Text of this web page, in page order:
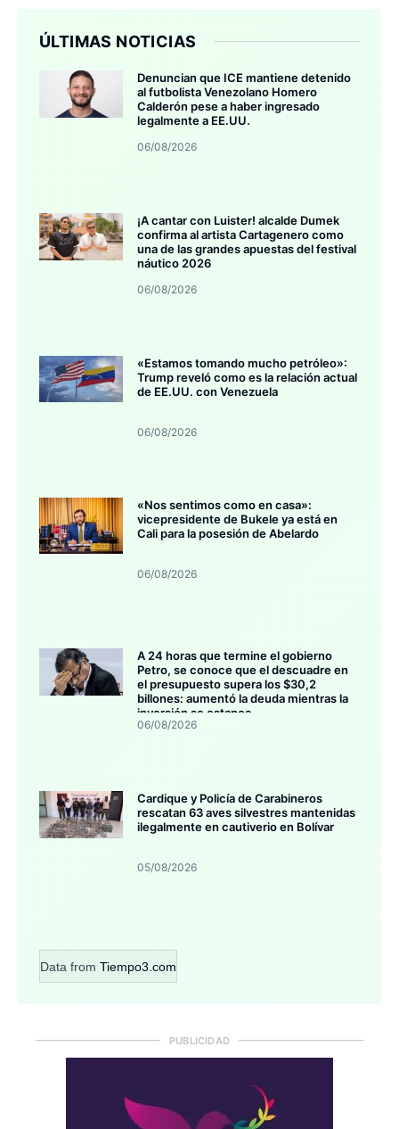
ÚLTIMAS NOTICIAS
Denuncian que ICE mantiene detenido
al futbolista Venezolano Homero
Calderón pese a haber ingresado
legalmente a EE.UU.
06/08/2026
¡A cantar con Luister! alcalde Dumek
confirma al artista Cartagenero como
una de las grandes apuestas del festival
náutico 2026
06/08/2026
«Estamos tomando mucho petróleo»:
Trump reveló como es la relación actual
de EE.UU. con Venezuela
06/08/2026
«Nos sentimos como en casa»:
vicepresidente de Bukele ya está en
Cali para la posesión de Abelardo
06/08/2026
A 24 horas que termine el gobierno
Petro, se conoce que el descuadre en
el presupuesto supera los $30,2
billones: aumentó la deuda mientras la
inversión se estanca
06/08/2026
Cardique y Policía de Carabineros
rescatan 63 aves silvestres mantenidas
ilegalmente en cautiverio en Bolívar
05/08/2026
Data from Tiempo3.com
PUBLICIDAD